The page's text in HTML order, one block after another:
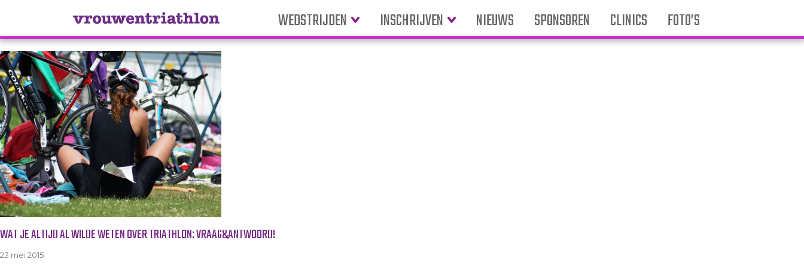
WEDSTRIJDEN INSCHRIJVEN NIEUWS SPONSOREN CLINICS FOTO’S
Tag Archive: omkleden
WAT JE ALTIJD AL WILDE WETEN OVER TRIATHLON: VRAAG&ANTWOORD!
23 mei 2015